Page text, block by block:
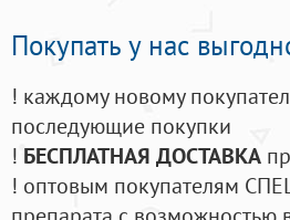
Покупать у нас
! каждому новому
последующие покупки
! БЕСПЛАТНАЯ ДОСТАВКА
! оптовым покупателям